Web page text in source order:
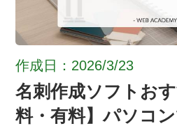
作成日：2026/3/23
名刺作成ソフトお
料・有料】パソコ